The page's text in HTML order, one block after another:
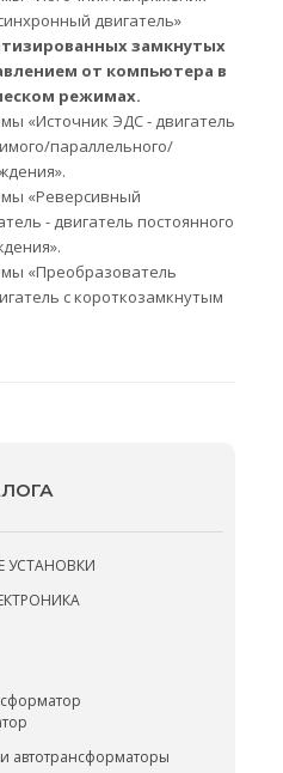
двигатель»
замкнутых
от компьютера в
режимах.
«Источник ЭДС - двигатель
параллельного/
«Реверсивный
- двигатель постоянного
«Преобразователь
с короткозамкнутым
УСТАНОВКИ
автотрансформаторы